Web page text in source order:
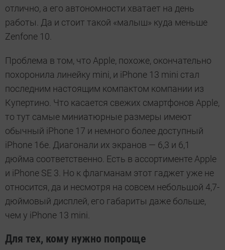
отлично, а его автономности хватает на день
работы. Да и стоит такой «малыш» куда меньше
Zenfone 10.
Проблема в том, что Apple, похоже, окончательно
похоронила линейку mini, и iPhone 13 mini стал
последним настоящим компактом компании из
Купертино. Что касается свежих смартфонов Apple,
то тут самые миниатюрные размеры имеют
обычный iPhone 17 и немного более доступный
iPhone 16e. Диагонали их экранов — 6,3 и 6,1
дюйма соответственно. Есть в ассортименте Apple
и iPhone SE 3. Но к флагманам этот гаджет уже не
относится, да и несмотря на совсем небольшой 4,7-
дюймовый дисплей, его габариты даже больше,
чем у iPhone 13 mini.
Для тех, кому нужно попроще